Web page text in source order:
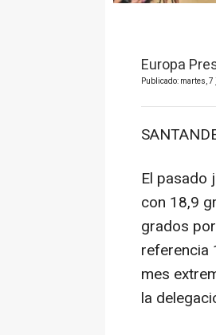
Europa
Publicado: martes,
El pasado
con 18,9
grados
referencia
mes
la